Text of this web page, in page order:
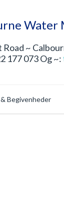
Water
~
177 073 Og ~:
Begivenheder